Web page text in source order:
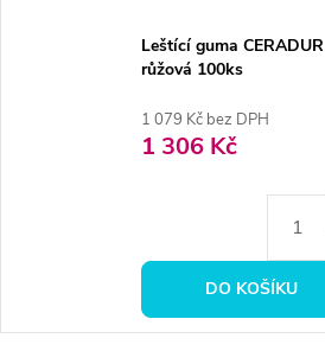
Leštící guma CERADUR
růžová 100ks
1 079 Kč bez DPH
1 306 Kč
DO KOŠÍKU